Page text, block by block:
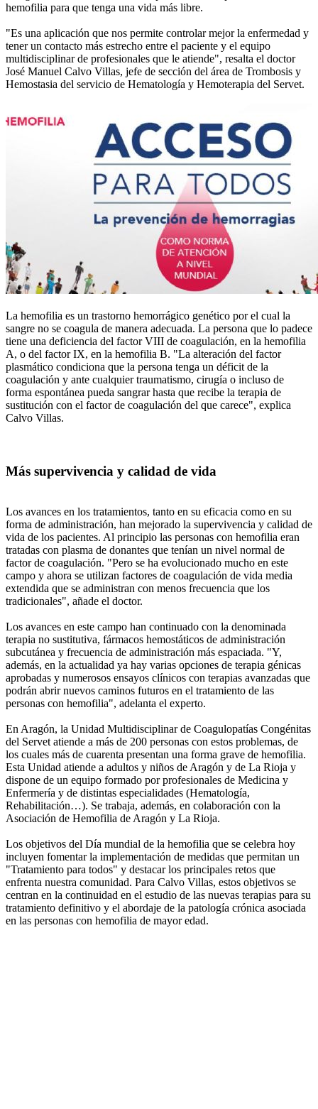
hemofilia para que tenga una vida más libre.
"Es una aplicación que nos permite controlar mejor la enfermedad y
tener un contacto más estrecho entre el paciente y el equipo
multidisciplinar de profesionales que le atiende", resalta el doctor
José Manuel Calvo Villas, jefe de sección del área de Trombosis y
Hemostasia del servicio de Hematología y Hemoterapia del Servet.
La hemofilia es un trastorno hemorrágico genético por el cual la
sangre no se coagula de manera adecuada. La persona que lo padece
tiene una deficiencia del factor VIII de coagulación, en la hemofilia
A, o del factor IX, en la hemofilia B. "La alteración del factor
plasmático condiciona que la persona tenga un déficit de la
coagulación y ante cualquier traumatismo, cirugía o incluso de
forma espontánea pueda sangrar hasta que recibe la terapia de
sustitución con el factor de coagulación del que carece", explica
Calvo Villas.
Más supervivencia y calidad de vida
Los avances en los tratamientos, tanto en su eficacia como en su
forma de administración, han mejorado la supervivencia y calidad de
vida de los pacientes. Al principio las personas con hemofilia eran
tratadas con plasma de donantes que tenían un nivel normal de
factor de coagulación. "Pero se ha evolucionado mucho en este
campo y ahora se utilizan factores de coagulación de vida media
extendida que se administran con menos frecuencia que los
tradicionales", añade el doctor.
Los avances en este campo han continuado con la denominada
terapia no sustitutiva, fármacos hemostáticos de administración
subcutánea y frecuencia de administración más espaciada. "Y,
además, en la actualidad ya hay varias opciones de terapia génicas
aprobadas y numerosos ensayos clínicos con terapias avanzadas que
podrán abrir nuevos caminos futuros en el tratamiento de las
personas con hemofilia", adelanta el experto.
En Aragón, la Unidad Multidisciplinar de Coagulopatías Congénitas
del Servet atiende a más de 200 personas con estos problemas, de
los cuales más de cuarenta presentan una forma grave de hemofilia.
Esta Unidad atiende a adultos y niños de Aragón y de La Rioja y
dispone de un equipo formado por profesionales de Medicina y
Enfermería y de distintas especialidades (Hematología,
Rehabilitación…). Se trabaja, además, en colaboración con la
Asociación de Hemofilia de Aragón y La Rioja.
Los objetivos del Día mundial de la hemofilia que se celebra hoy
incluyen fomentar la implementación de medidas que permitan un
"Tratamiento para todos" y destacar los principales retos que
enfrenta nuestra comunidad. Para Calvo Villas, estos objetivos se
centran en la continuidad en el estudio de las nuevas terapias para su
tratamiento definitivo y el abordaje de la patología crónica asociada
en las personas con hemofilia de mayor edad.